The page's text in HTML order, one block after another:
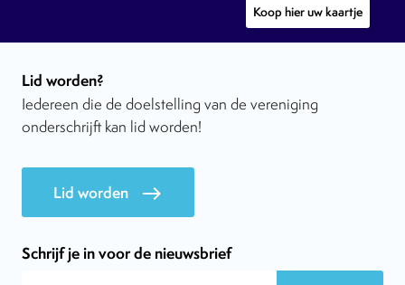
Koop hier uw kaartje
Lid worden?
Iedereen die de doelstelling van de vereniging
onderschrijft kan lid worden!
Lid worden east
Schrijf je in voor de nieuwsbrief